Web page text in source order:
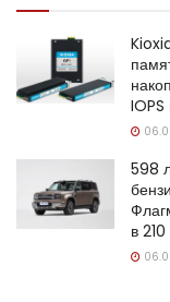
IOPS
598
в